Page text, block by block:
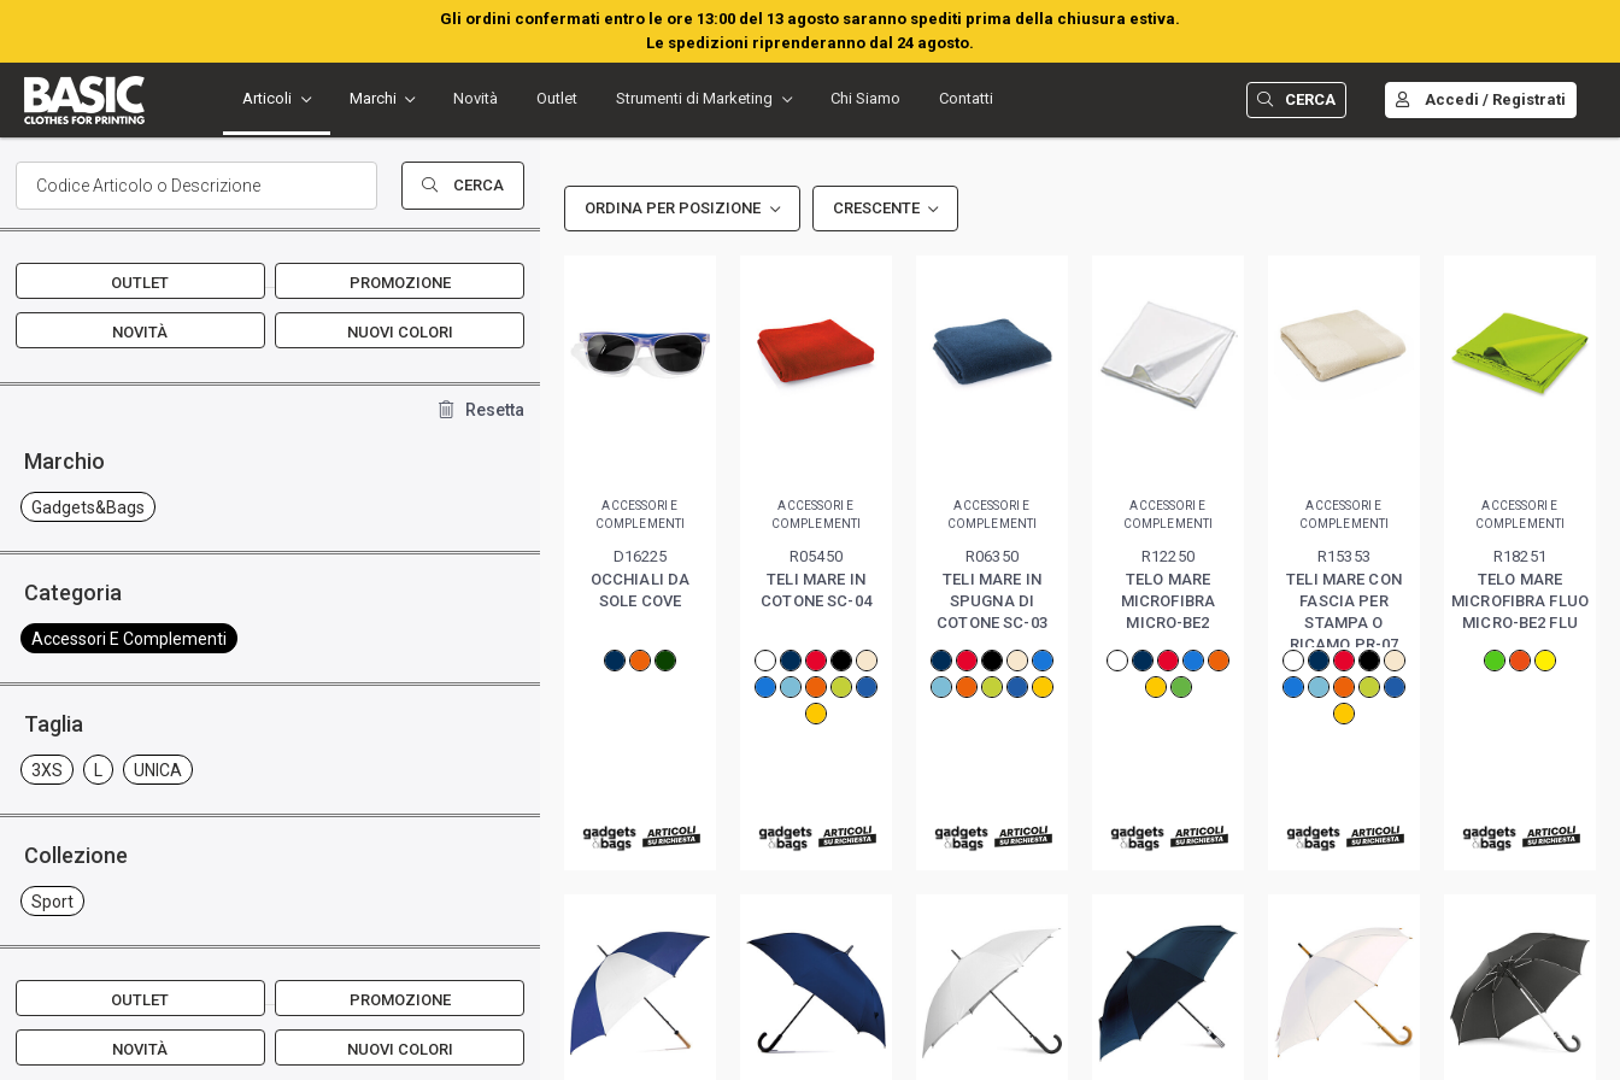
Gli ordini confermati entro le ore 13:00 del 13 agosto saranno spediti prima della chiusura estiva.
Le spedizioni riprenderanno dal 24 agosto.
Articoli Marchi Novità Outlet Strumenti di Marketing Chi Siamo Contatti CERCA Accedi / Registrati
CERCA
OUTLET PROMOZIONE
NOVITÀ NUOVI COLORI
Resetta
Marchio
Gadgets&bags
Categoria
Accessori E Complementi
Taglia
3XS L UNICA
Collezione
Sport
OUTLET PROMOZIONE
NOVITÀ NUOVI COLORI
ORDINA PER POSIZIONE CRESCENTE
ACCESSORI E
COMPLEMENTI
D16225
OCCHIALI DA
SOLE COVE
ACCESSORI E
COMPLEMENTI
R05450
TELI MARE IN
COTONE SC-04
ACCESSORI E
COMPLEMENTI
R06350
TELI MARE IN
SPUGNA DI
COTONE SC-03
ACCESSORI E
COMPLEMENTI
R12250
TELO MARE
MICROFIBRA
MICRO-BE2
ACCESSORI E
COMPLEMENTI
R15353
TELI MARE CON
FASCIA PER
STAMPA O
RICAMO PR-07
ACCESSORI E
COMPLEMENTI
R18251
TELO MARE
MICROFIBRA FLUO
MICRO-BE2 FLU